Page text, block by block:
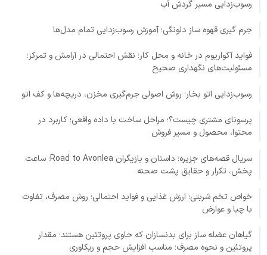
رسوب‌زدایی مسیر گردش آب
جرم گیری قهوه ساز دلونگی؛ آموزش رسوب‌زدایی تمام مدل‌ها
فواید آکواریوم در خانه و محل کار؛ نقش احتمالی در آرامش و تمرکز؛
مسئولیت‌های نگهداری صحیح
رسوب‌زدایی اتو بخار؛ روش اصولی جرم‌گیری مخزن، دریچه‌ها و کف اتو
پرسونای مشتری چیست؟؛ مراحل ساخت با داده واقعی؛ کاربرد در
محتوا، محصول و مسیر فروش
سریال قصه‌های جزیره؛ داستان و بازیگران Road to Avonlea؛ ساعت
پخش، تکرار و حقایق پشت صحنه
خواص تخم شربتی؛ ارزش غذایی و فواید احتمالی؛ روش مصرف، تفاوت
با چیا و عوارض
گیاهان عضله ساز برای بدنسازان که حاوی پروتئین هستند؛ مقدار
پروتئین و نحوه مصرف؛ مناسب افزایش حجم و ریکاوری